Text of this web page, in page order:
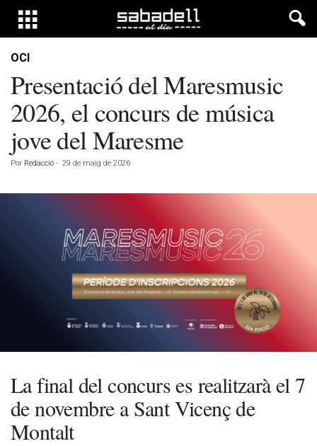
OCI
Presentació del Maresmusic
2026, el concurs de música
jove del Maresme
Por Redacció - 29 de maig de 2026
La final del concurs es realitzarà el 7
de novembre a Sant Vicenç de
Montalt